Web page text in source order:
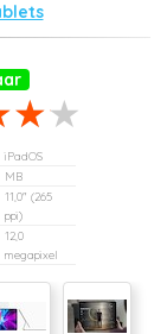
iPadOS
MB
11,0" (265
ppi)
12,0
megapixel